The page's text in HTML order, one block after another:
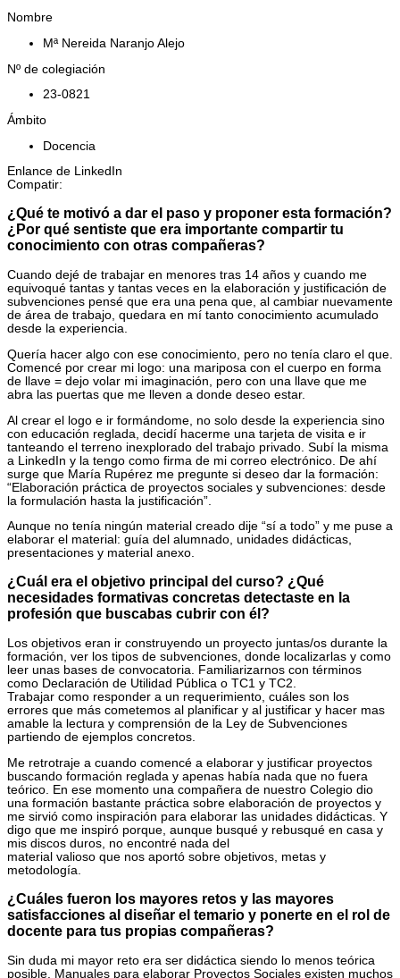
Nombre
Mª Nereida Naranjo Alejo
Nº de colegiación
23-0821
Ámbito
Docencia
Enlance de LinkedIn
Compatir:
¿Qué te motivó a dar el paso y proponer esta formación?
¿Por qué sentiste que era importante compartir tu
conocimiento con otras compañeras?
Cuando dejé de trabajar en menores tras 14 años y cuando me
equivoqué tantas y tantas veces en la elaboración y justificación de
subvenciones pensé que era una pena que, al cambiar nuevamente
de área de trabajo, quedara en mí tanto conocimiento acumulado
desde la experiencia.
Quería hacer algo con ese conocimiento, pero no tenía claro el que.
Comencé por crear mi logo: una mariposa con el cuerpo en forma
de llave = dejo volar mi imaginación, pero con una llave que me
abra las puertas que me lleven a donde deseo estar.
Al crear el logo e ir formándome, no solo desde la experiencia sino
con educación reglada, decidí hacerme una tarjeta de visita e ir
tanteando el terreno inexplorado del trabajo privado. Subí la misma
a LinkedIn y la tengo como firma de mi correo electrónico. De ahí
surge que María Rupérez me pregunte si deseo dar la formación:
“Elaboración práctica de proyectos sociales y subvenciones: desde
la formulación hasta la justificación”.
Aunque no tenía ningún material creado dije “sí a todo” y me puse a
elaborar el material: guía del alumnado, unidades didácticas,
presentaciones y material anexo.
¿Cuál era el objetivo principal del curso? ¿Qué
necesidades formativas concretas detectaste en la
profesión que buscabas cubrir con él?
Los objetivos eran ir construyendo un proyecto juntas/os durante la
formación, ver los tipos de subvenciones, donde localizarlas y como
leer unas bases de convocatoria. Familiarizarnos con términos
como Declaración de Utilidad Pública o TC1 y TC2.
Trabajar como responder a un requerimiento, cuáles son los
errores que más cometemos al planificar y al justificar y hacer mas
amable la lectura y comprensión de la Ley de Subvenciones
partiendo de ejemplos concretos.
Me retrotraje a cuando comencé a elaborar y justificar proyectos
buscando formación reglada y apenas había nada que no fuera
teórico. En ese momento una compañera de nuestro Colegio dio
una formación bastante práctica sobre elaboración de proyectos y
me sirvió como inspiración para elaborar las unidades didácticas. Y
digo que me inspiró porque, aunque busqué y rebusqué en casa y
mis discos duros, no encontré nada del
material valioso que nos aportó sobre objetivos, metas y
metodología.
¿Cuáles fueron los mayores retos y las mayores
satisfacciones al diseñar el temario y ponerte en el rol de
docente para tus propias compañeras?
Sin duda mi mayor reto era ser didáctica siendo lo menos teórica
posible. Manuales para elaborar Proyectos Sociales existen muchos